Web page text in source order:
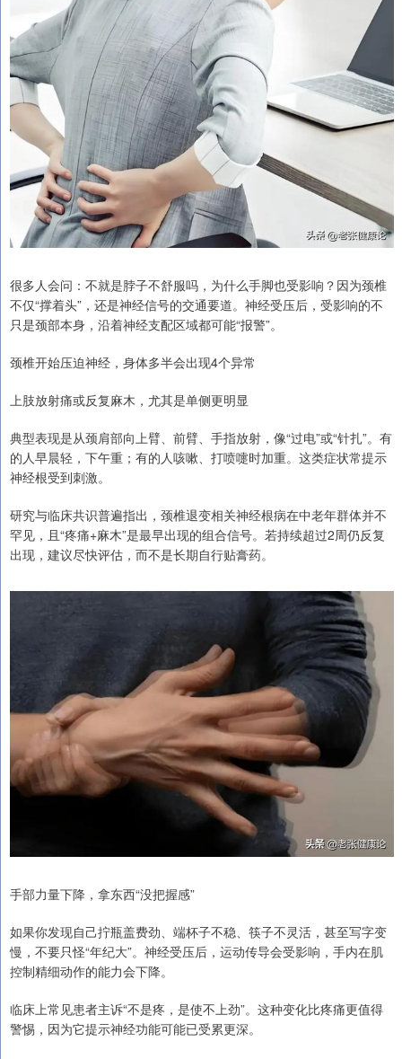
很多人会问：不就是脖子不舒服吗，为什么手脚也受影响？因为颈椎
不仅“撑着头”，还是神经信号的交通要道。神经受压后，受影响的不
只是颈部本身，沿着神经支配区域都可能“报警”。
颈椎开始压迫神经，身体多半会出现4个异常
上肢放射痛或反复麻木，尤其是单侧更明显
典型表现是从颈肩部向上臂、前臂、手指放射，像“过电”或“针扎”。有
的人早晨轻，下午重；有的人咳嗽、打喷嚏时加重。这类症状常提示
神经根受到刺激。
研究与临床共识普遍指出，颈椎退变相关神经根病在中老年群体并不
罕见，且“疼痛+麻木”是最早出现的组合信号。若持续超过2周仍反复
出现，建议尽快评估，而不是长期自行贴膏药。
手部力量下降，拿东西“没把握感”
如果你发现自己拧瓶盖费劲、端杯子不稳、筷子不灵活，甚至写字变
慢，不要只怪“年纪大”。神经受压后，运动传导会受影响，手内在肌
控制精细动作的能力会下降。
临床上常见患者主诉“不是疼，是使不上劲”。这种变化比疼痛更值得
警惕，因为它提示神经功能可能已受累更深。